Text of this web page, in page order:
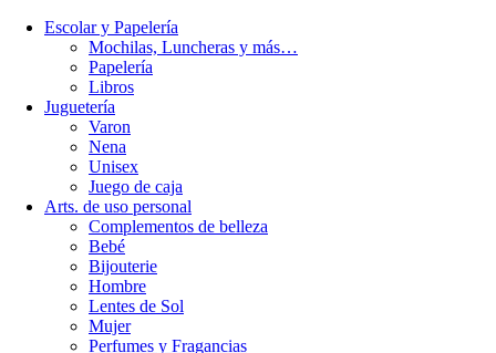
Escolar y Papelería
Mochilas, Luncheras y más…
Papelería
Libros
Juguetería
Varon
Nena
Unisex
Juego de caja
Arts. de uso personal
Complementos de belleza
Bebé
Bijouterie
Hombre
Lentes de Sol
Mujer
Perfumes y Fragancias